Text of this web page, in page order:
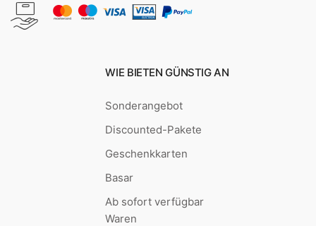
WIE BIETEN GÜNSTIG AN
Sonderangebot
Discounted-Pakete
Geschenkkarten
Basar
Ab sofort verfügbar
Waren